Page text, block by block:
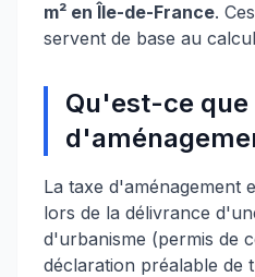
m² en Île-de-France.
servent de base au
Qu'est-ce que
La taxe d'aménagement
lors de la délivrance
d'urbanisme (permis de
déclaration préalable de